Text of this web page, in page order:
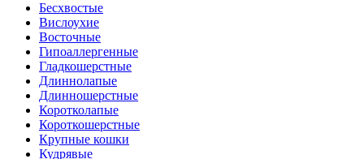
Бесхвостые
Вислоухие
Восточные
Гипоаллергенные
Гладкошерстные
Длиннолапые
Длинношерстные
Коротколапые
Короткошерстные
Крупные кошки
Кудрявые